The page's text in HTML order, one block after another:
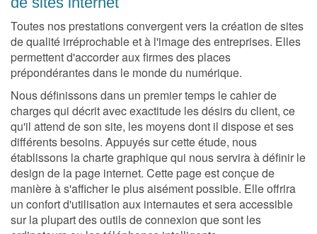
Toutes nos prestations convergent vers la création de sites
de qualité irréprochable et à l'image des entreprises. Elles
permettent d'accorder aux firmes des places
prépondérantes dans le monde du numérique.
Nous définissons dans un premier temps le cahier de
charges qui décrit avec exactitude les désirs du client, ce
qu'il attend de son site, les moyens dont il dispose et ses
différents besoins. Appuyés sur cette étude, nous
établissons la charte graphique qui nous servira à définir le
design de la page internet. Cette page est conçue de
manière à s'afficher le plus aisément possible. Elle offrira
un confort d'utilisation aux internautes et sera accessible
sur la plupart des outils de connexion que sont les